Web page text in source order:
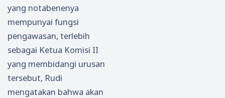
yang notabenenya
mempunyai fungsi
pengawasan, terlebih
sebagai Ketua Komisi II
yang membidangi urusan
tersebut, Rudi
mengatakan bahwa akan